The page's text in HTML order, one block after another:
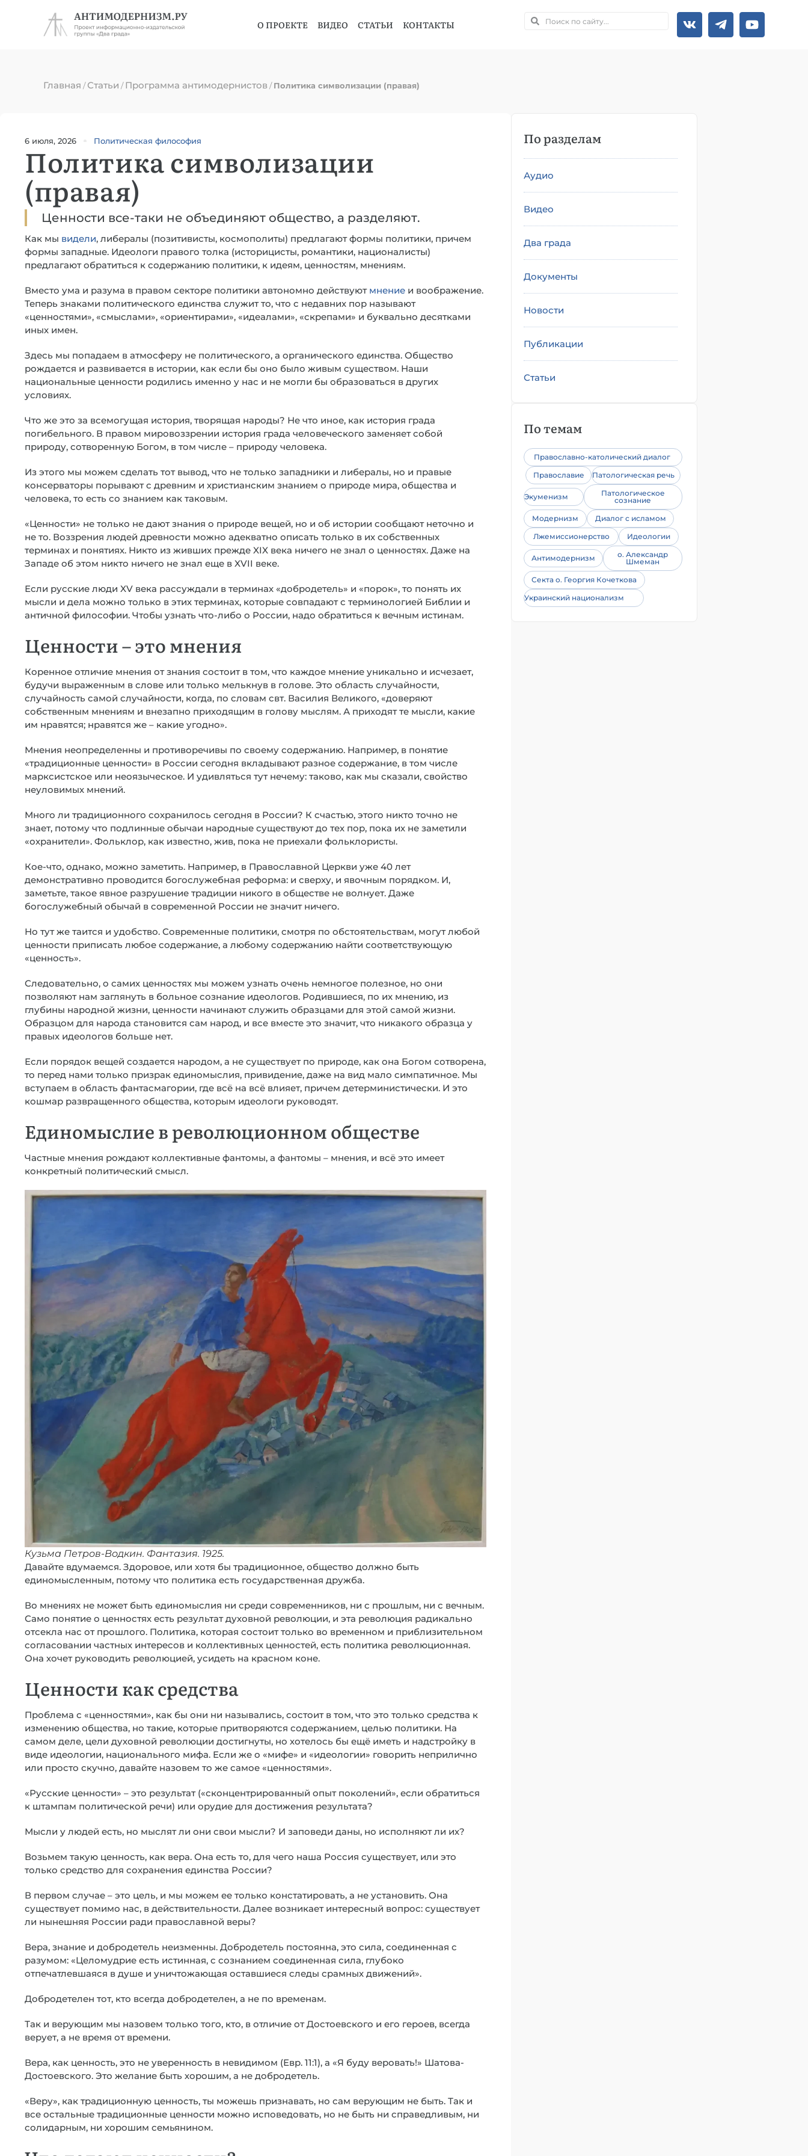
О ПРОЕКТЕ ВИДЕО СТАТЬИ КОНТАКТЫ
Главная /Статьи /Программа антимодернистов/Политика символизации (правая)
6 июля, 2026 Политическая философия
Политика символизации
(правая)
Ценности все-таки не объединяют общество, а разделяют.
Как мы видели, либералы (позитивисты, космополиты) предлагают формы политики, причем
формы западные. Идеологи правого толка (историцисты, романтики, националисты)
предлагают обратиться к содержанию политики, к идеям, ценностям, мнениям.
Вместо ума и разума в правом секторе политики автономно действуют мнение и воображение.
Теперь знаками политического единства служит то, что с недавних пор называют
«ценностями», «смыслами», «ориентирами», «идеалами», «скрепами» и буквально десятками
иных имен.
Здесь мы попадаем в атмосферу не политического, а органического единства. Общество
рождается и развивается в истории, как если бы оно было живым существом. Наши
национальные ценности родились именно у нас и не могли бы образоваться в других
условиях.
Что же это за всемогущая история, творящая народы? Не что иное, как история града
погибельного. В правом мировоззрении история града человеческого заменяет собой
природу, сотворенную Богом, в том числе – природу человека.
Из этого мы можем сделать тот вывод, что не только западники и либералы, но и правые
консерваторы порывают с древним и христианским знанием о природе мира, общества и
человека, то есть со знанием как таковым.
«Ценности» не только не дают знания о природе вещей, но и об истории сообщают неточно и
не то. Воззрения людей древности можно адекватно описать только в их собственных
терминах и понятиях. Никто из живших прежде XIX века ничего не знал о ценностях. Даже на
Западе об этом никто ничего не знал еще в XVII веке.
Если русские люди XV века рассуждали в терминах «добродетель» и «порок», то понять их
мысли и дела можно только в этих терминах, которые совпадают с терминологией Библии и
античной философии. Чтобы узнать что-либо о России, надо обратиться к вечным истинам.
Ценности – это мнения
Коренное отличие мнения от знания состоит в том, что каждое мнение уникально и исчезает,
будучи выраженным в слове или только мелькнув в голове. Это область случайности,
случайность самой случайности, когда, по словам свт. Василия Великого, «доверяют
собственным мнениям и внезапно приходящим в голову мыслям. А приходят те мысли, какие
им нравятся; нравятся же – какие угодно».
Мнения неопределенны и противоречивы по своему содержанию. Например, в понятие
«традиционные ценности» в России сегодня вкладывают разное содержание, в том числе
марксистское или неоязыческое. И удивляться тут нечему: таково, как мы сказали, свойство
неуловимых мнений.
Много ли традиционного сохранилось сегодня в России? К счастью, этого никто точно не
знает, потому что подлинные обычаи народные существуют до тех пор, пока их не заметили
«охранители». Фольклор, как известно, жив, пока не приехали фольклористы.
Кое-что, однако, можно заметить. Например, в Православной Церкви уже 40 лет
демонстративно проводится богослужебная реформа: и сверху, и явочным порядком. И,
заметьте, такое явное разрушение традиции никого в обществе не волнует. Даже
богослужебный обычай в современной России не значит ничего.
Но тут же таится и удобство. Современные политики, смотря по обстоятельствам, могут любой
ценности приписать любое содержание, а любому содержанию найти соответствующую
«ценность».
Следовательно, о самих ценностях мы можем узнать очень немногое полезное, но они
позволяют нам заглянуть в больное сознание идеологов. Родившиеся, по их мнению, из
глубины народной жизни, ценности начинают служить образцами для этой самой жизни.
Образцом для народа становится сам народ, и все вместе это значит, что никакого образца у
правых идеологов больше нет.
Если порядок вещей создается народом, а не существует по природе, как она Богом сотворена,
то перед нами только призрак единомыслия, привидение, даже на вид мало симпатичное. Мы
вступаем в область фантасмагории, где всё на всё влияет, причем детерминистически. И это
кошмар развращенного общества, которым идеологи руководят.
Единомыслие в революционном обществе
Частные мнения рождают коллективные фантомы, а фантомы – мнения, и всё это имеет
конкретный политический смысл.
Кузьма Петров-Водкин. Фантазия. 1925.
Давайте вдумаемся. Здоровое, или хотя бы традиционное, общество должно быть
единомысленным, потому что политика есть государственная дружба.
Во мнениях не может быть единомыслия ни среди современников, ни с прошлым, ни с вечным.
Само понятие о ценностях есть результат духовной революции, и эта революция радикально
отсекла нас от прошлого. Политика, которая состоит только во временном и приблизительном
согласовании частных интересов и коллективных ценностей, есть политика революционная.
Она хочет руководить революцией, усидеть на красном коне.
Ценности как средства
Проблема с «ценностями», как бы они ни назывались, состоит в том, что это только средства к
изменению общества, но такие, которые притворяются содержанием, целью политики. На
самом деле, цели духовной революции достигнуты, но хотелось бы ещё иметь и надстройку в
виде идеологии, национального мифа. Если же о «мифе» и «идеологии» говорить неприлично
или просто скучно, давайте назовем то же самое «ценностями».
«Русские ценности» – это результат («сконцентрированный опыт поколений», если обратиться
к штампам политической речи) или орудие для достижения результата?
Мысли у людей есть, но мыслят ли они свои мысли? И заповеди даны, но исполняют ли их?
Возьмем такую ценность, как вера. Она есть то, для чего наша Россия существует, или это
только средство для сохранения единства России?
В первом случае – это цель, и мы можем ее только констатировать, а не установить. Она
существует помимо нас, в действительности. Далее возникает интересный вопрос: существует
ли нынешняя России ради православной веры?
Вера, знание и добродетель неизменны. Добродетель постоянна, это сила, соединенная с
разумом: «Целомудрие есть истинная, с сознанием соединенная сила, глубоко
отпечатлевшаяся в душе и уничтожающая оставшиеся следы срамных движений».
Добродетелен тот, кто всегда добродетелен, а не по временам.
Так и верующим мы назовем только того, кто, в отличие от Достоевского и его героев, всегда
верует, а не время от времени.
Вера, как ценность, это не уверенность в невидимом (Евр. 11:1), а «Я буду веровать!» Шатова-
Достоевского. Это желание быть хорошим, а не добродетель.
«Веру», как традиционную ценность, ты можешь признавать, но сам верующим не быть. Так и
все остальные традиционные ценности можно исповедовать, но не быть ни справедливым, ни
солидарным, ни хорошим семьянином.
По разделам
Аудио
Видео
Два града
Документы
Новости
Публикации
Статьи
По темам
Православно-католический диалог
Православие
Патологическая речь
Экуменизм
Патологическое
сознание
Модернизм
Диалог с исламом
Лжемиссионерство
Идеологии
Антимодернизм
о. Александр
Шмеман
Секта о. Георгия Кочеткова
Украинский национализм